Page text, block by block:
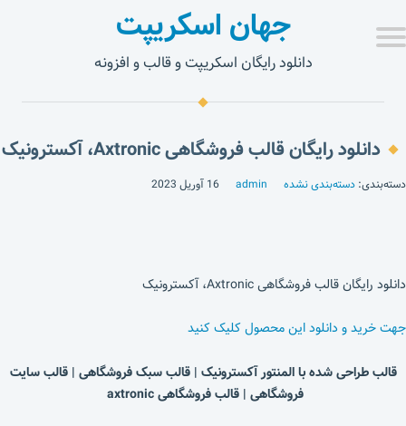
جهان اسکریپت
دانلود رایگان اسکریپت و قالب و افزونه
دانلود رایگان قالب فروشگاهی Axtronic، آکسترونیک
دسته‌بندی: دسته‌بندی نشده admin 16 آوریل 2023
دانلود رایگان قالب فروشگاهی Axtronic، آکسترونیک
جهت خرید و دانلود این محصول کلیک کنید
قالب طراحی شده با المنتور آکسترونیک | قالب سبک فروشگاهی | قالب سایت
فروشگاهی | قالب فروشگاهی axtronic